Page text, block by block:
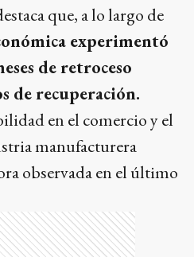
que, a lo largo de
experimentó
de retroceso
de recuperación.
en el comercio y el
manufacturera
observada en el último